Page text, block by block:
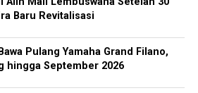
Baru Revitalisasi
Pulang Yamaha Grand Filano,
hingga September 2026